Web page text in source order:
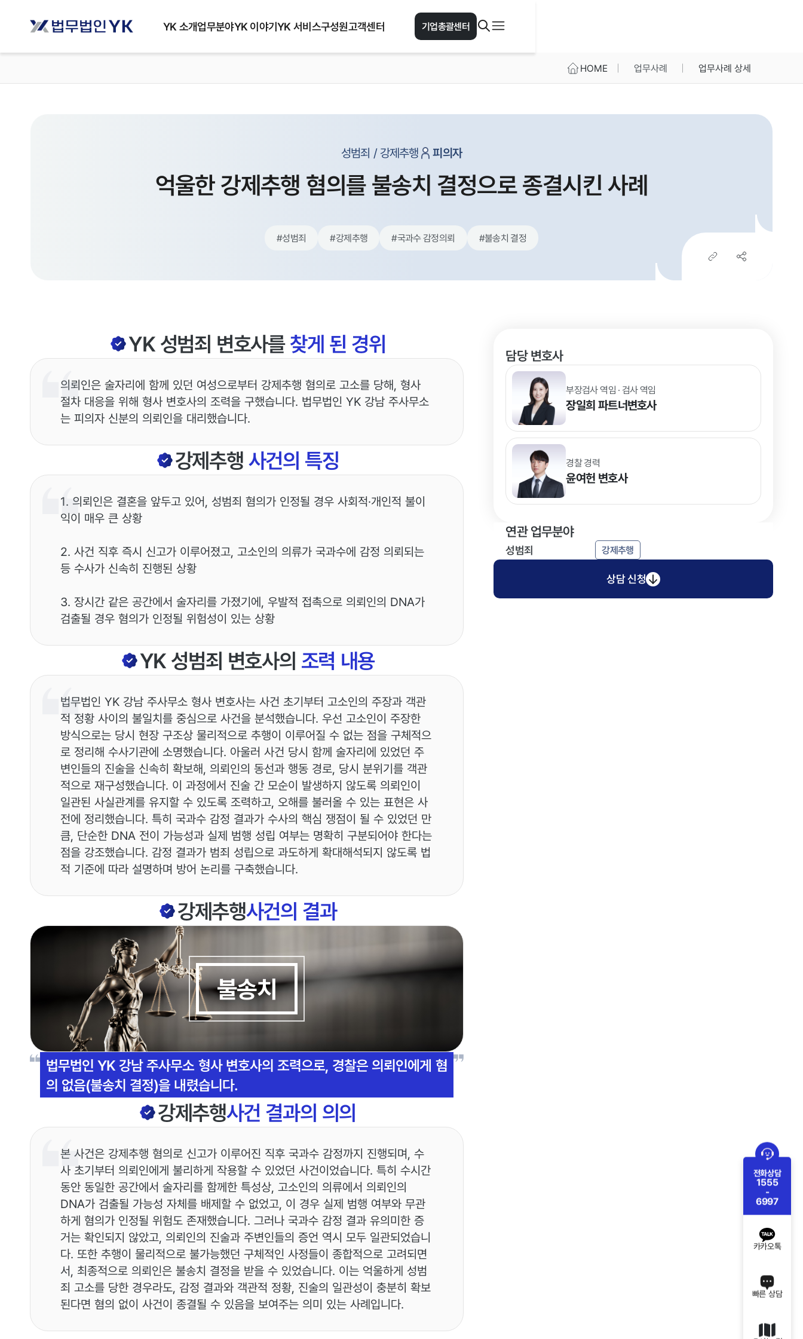
YK 소개업무분야YK 이야기YK 서비스구성원고객센터 기업총괄센터
HOME 업무사례 업무사례 상세
성범죄 / 강제추행 피의자
억울한 강제추행 혐의를 불송치 결정으로 종결시킨 사례
#성범죄 #강제추행 #국과수 감정의뢰 #불송치 결정
YK성범죄 변호사를찾게 된 경위
의뢰인은 술자리에 함께 있던 여성으로부터 강제추행 혐의로 고소를 당해, 형사
절차 대응을 위해 형사 변호사의 조력을 구했습니다. 법무법인 YK 강남 주사무소
는 피의자 신분의 의뢰인을 대리했습니다.
강제추행사건의 특징
1. 의뢰인은 결혼을 앞두고 있어, 성범죄 혐의가 인정될 경우 사회적·개인적 불이
익이 매우 큰 상황
2. 사건 직후 즉시 신고가 이루어졌고, 고소인의 의류가 국과수에 감정 의뢰되는
등 수사가 신속히 진행된 상황
3. 장시간 같은 공간에서 술자리를 가졌기에, 우발적 접촉으로 의뢰인의 DNA가
검출될 경우 혐의가 인정될 위험성이 있는 상황
YK성범죄 변호사의 조력 내용
법무법인 YK 강남 주사무소 형사 변호사는 사건 초기부터 고소인의 주장과 객관
적 정황 사이의 불일치를 중심으로 사건을 분석했습니다. 우선 고소인이 주장한
방식으로는 당시 현장 구조상 물리적으로 추행이 이루어질 수 없는 점을 구체적으
로 정리해 수사기관에 소명했습니다. 아울러 사건 당시 함께 술자리에 있었던 주
변인들의 진술을 신속히 확보해, 의뢰인의 동선과 행동 경로, 당시 분위기를 객관
적으로 재구성했습니다. 이 과정에서 진술 간 모순이 발생하지 않도록 의뢰인이
일관된 사실관계를 유지할 수 있도록 조력하고, 오해를 불러올 수 있는 표현은 사
전에 정리했습니다. 특히 국과수 감정 결과가 수사의 핵심 쟁점이 될 수 있었던 만
큼, 단순한 DNA 전이 가능성과 실제 범행 성립 여부는 명확히 구분되어야 한다는
점을 강조했습니다. 감정 결과가 범죄 성립으로 과도하게 확대해석되지 않도록 법
적 기준에 따라 설명하며 방어 논리를 구축했습니다.
강제추행사건의 결과
불송치
법무법인 YK 강남 주사무소 형사 변호사의 조력으로, 경찰은 의뢰인에게 혐
의 없음(불송치 결정)을 내렸습니다.
강제추행사건 결과의 의의
본 사건은 강제추행 혐의로 신고가 이루어진 직후 국과수 감정까지 진행되며, 수
사 초기부터 의뢰인에게 불리하게 작용할 수 있었던 사건이었습니다. 특히 수시간
동안 동일한 공간에서 술자리를 함께한 특성상, 고소인의 의류에서 의뢰인의
DNA가 검출될 가능성 자체를 배제할 수 없었고, 이 경우 실제 범행 여부와 무관
하게 혐의가 인정될 위험도 존재했습니다. 그러나 국과수 감정 결과 유의미한 증
거는 확인되지 않았고, 의뢰인의 진술과 주변인들의 증언 역시 모두 일관되었습니
다. 또한 추행이 물리적으로 불가능했던 구체적인 사정들이 종합적으로 고려되면
서, 최종적으로 의뢰인은 불송치 결정을 받을 수 있었습니다. 이는 억울하게 성범
죄 고소를 당한 경우라도, 감정 결과와 객관적 정황, 진술의 일관성이 충분히 확보
된다면 혐의 없이 사건이 종결될 수 있음을 보여주는 의미 있는 사례입니다.
담당 변호사
부장검사 역임 · 검사 역임
장일희파트너변호사
경찰 경력
윤여헌 변호사
연관 업무분야
성범죄 강제추행
상담 신청
전화상담
1555
-
6997
카카오톡
빠른 상담